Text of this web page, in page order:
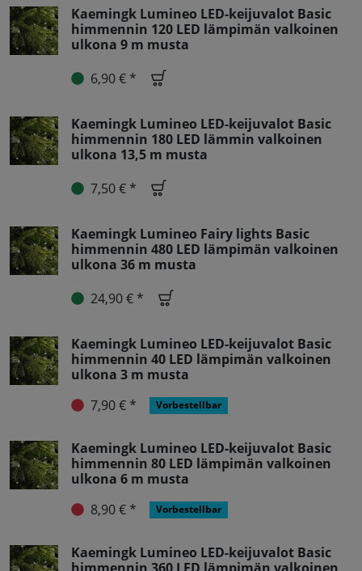
Kaemingk Lumineo LED-keijuvalot Basic
himmennin 120 LED lämpimän valkoinen
ulkona 9 m musta
6,90 € *
Kaemingk Lumineo LED-keijuvalot Basic
himmennin 180 LED lämmin valkoinen
ulkona 13,5 m musta
7,50 € *
Kaemingk Lumineo Fairy lights Basic
himmennin 480 LED lämpimän valkoinen
ulkona 36 m musta
24,90 € *
Kaemingk Lumineo LED-keijuvalot Basic
himmennin 40 LED lämpimän valkoinen
ulkona 3 m musta
7,90 € *
Vorbestellbar
Kaemingk Lumineo LED-keijuvalot Basic
himmennin 80 LED lämpimän valkoinen
ulkona 6 m musta
8,90 € *
Vorbestellbar
Kaemingk Lumineo LED-keijuvalot Basic